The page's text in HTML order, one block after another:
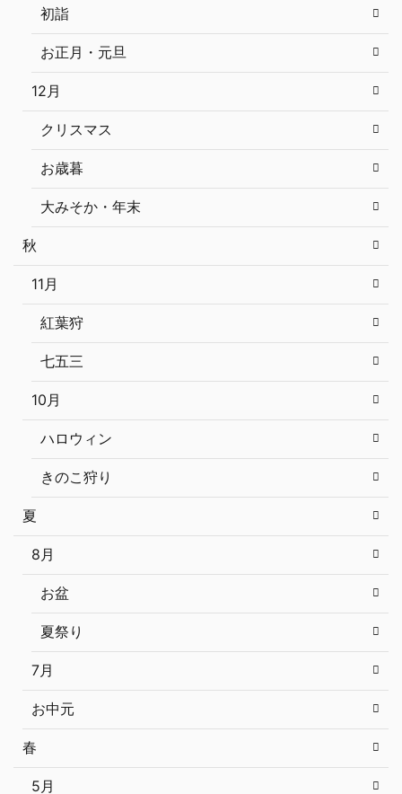
初詣
お正月・元旦
12月
クリスマス
お歳暮
大みそか・年末
秋
11月
紅葉狩
七五三
10月
ハロウィン
きのこ狩り
夏
8月
お盆
夏祭り
7月
お中元
春
5月